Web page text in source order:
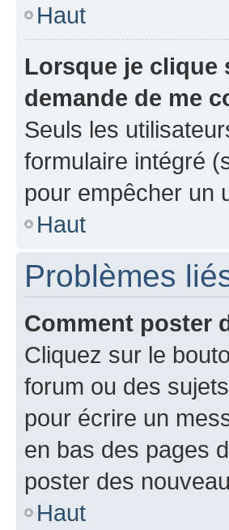
Haut
Lorsque je clique
demande de me
Seuls les
formulaire intégré
pour empêcher un
Haut
Problèmes
Comment poster
Cliquez sur le
forum ou des
pour écrire un
en bas des pages
poster des
Haut